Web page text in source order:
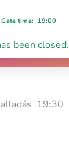
Gate time: 19:00
been closed.
19:30